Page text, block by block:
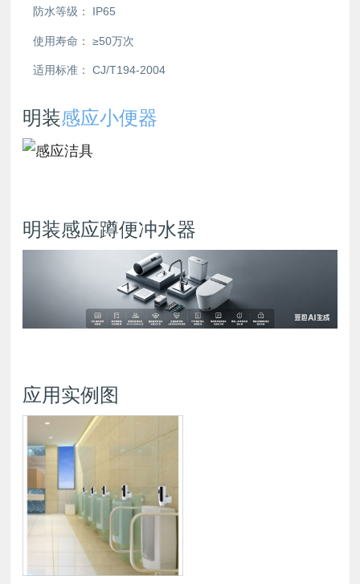
防水等级： IP65
使用寿命： ≥50万次
适用标准： CJ/T194-2004
明装感应小便器
明装感应蹲便冲水器
应用实例图